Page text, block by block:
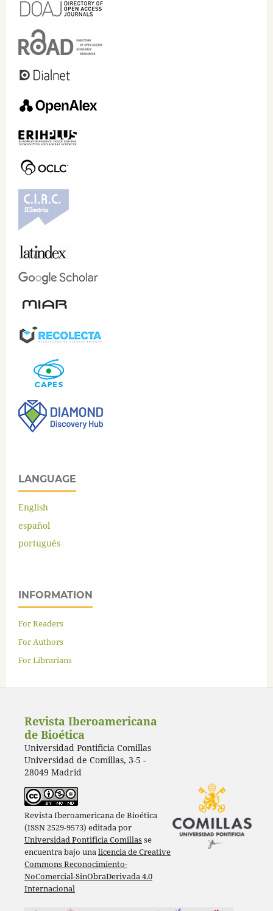
LANGUAGE
English
español
português
INFORMATION
For Readers
For Authors
For Librarians
Revista Iberoamericana
de Bioética
Universidad Pontificia Comillas
Universidad de Comillas, 3-5 -
28049 Madrid
Revista Iberoamericana de Bioética
(ISSN 2529-9573) editada por
Universidad Pontificia Comillasse
encuentra bajo unalicencia de Creative
Commons Reconocimiento-
NoComercial-SinObraDerivada 4.0
Internacional